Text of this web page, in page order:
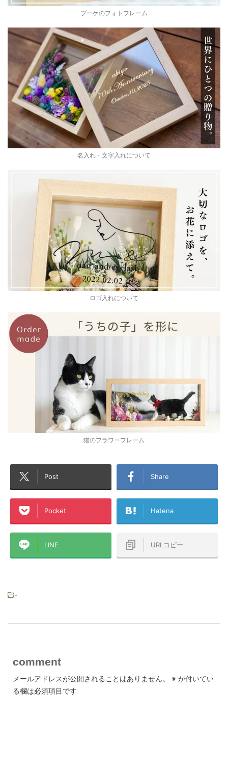
ブーケのフォトフレーム
名入れ・文字入れについて
ロゴ入れについて
猫のフラワーフレーム
Post Share
Pocket Hatena
LINE URLコピー
-
comment
メールアドレスが公開されることはありません。 ※ が付いてい
る欄は必須項目です